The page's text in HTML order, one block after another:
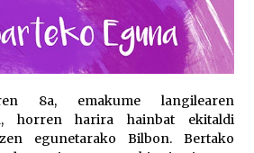
Auzoportala : 1×04 Auzofoniak
07/15
da Bilbao bbk live jaialdia
07/09
8a, emakume langilearen
horren harira hainbat ekitaldi
egunetarako Bilbon. Bertako